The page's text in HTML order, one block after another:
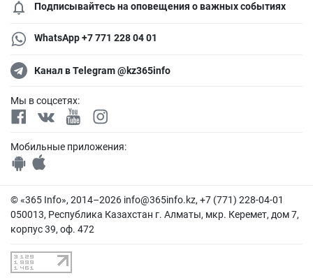
Подписывайтесь на оповещения о важных событиях
WhatsApp +7 771 228 04 01
Канал в Telegram @kz365info
Мы в соцсетях:
Мобильные приложения:
© «365 Info», 2014–2026 info@365info.kz, +7 (771) 228-04-01
050013, Республика Казахстан г. Алматы, мкр. Керемет, дом 7,
корпус 39, оф. 472